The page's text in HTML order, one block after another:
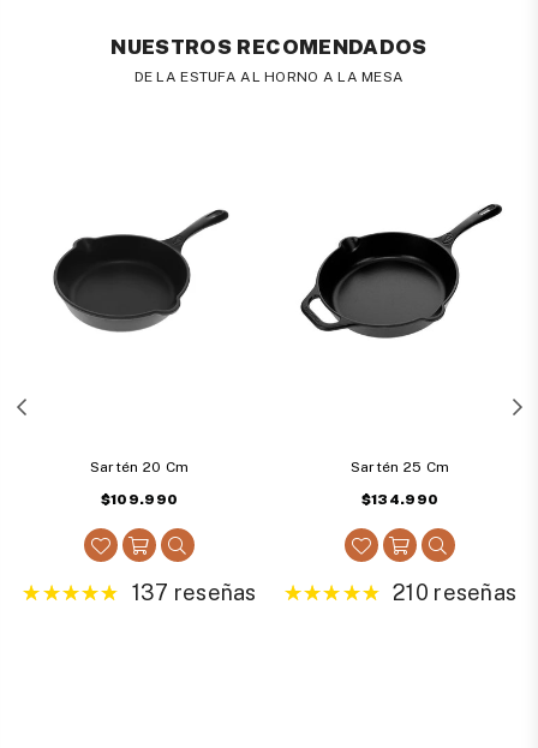
NUESTROS RECOMENDADOS
DE LA ESTUFA AL HORNO A LA MESA
Sartén 20 Cm
Precio
habitual
$109.990
137 reseñas
Sartén 25 Cm
Precio
habitual
$134.990
210 reseñas